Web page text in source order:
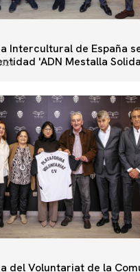
Intercultural de España
'ADN Mestalla
del Voluntariat de la